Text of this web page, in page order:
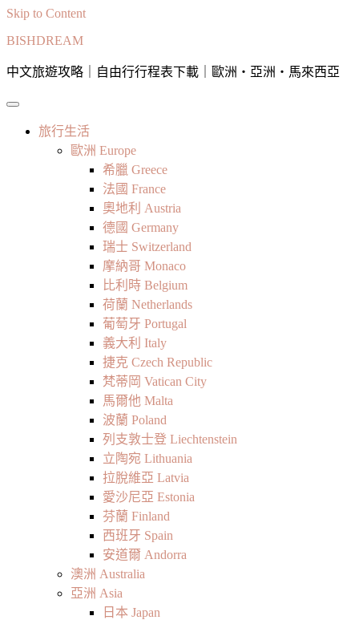
Skip to Content
BISHDREAM
中文旅遊攻略｜自由行行程表下載｜歐洲・亞洲・馬來西亞
旅行生活
歐洲 Europe
希臘 Greece
法國 France
奧地利 Austria
德國 Germany
瑞士 Switzerland
摩納哥 Monaco
比利時 Belgium
荷蘭 Netherlands
葡萄牙 Portugal
義大利 Italy
捷克 Czech Republic
梵蒂岡 Vatican City
馬爾他 Malta
波蘭 Poland
列支敦士登 Liechtenstein
立陶宛 Lithuania
拉脫維亞 Latvia
愛沙尼亞 Estonia
芬蘭 Finland
西班牙 Spain
安道爾 Andorra
澳洲 Australia
亞洲 Asia
日本 Japan